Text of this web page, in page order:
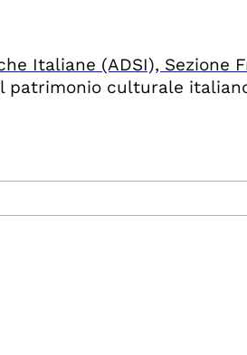
Italiane (ADSI), Sezione
patrimonio culturale